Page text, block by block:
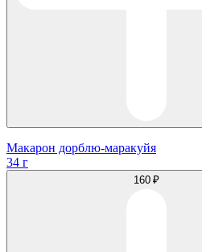
Макарон дорблю-маракуйя
34 г
160 ₽